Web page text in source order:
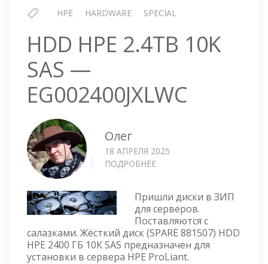
HPE HARDWARE SPECIAL
HDD HPE 2.4TB 10K
SAS —
EG002400JXLWC
Олег
18 АПРЕЛЯ 2025
ПОДРОБНЕЕ
2.4TB
10K
SAS
—
EG002400JXLWC
Пришли диски в ЗИП
для серверов.
Поставляются с
салазками. Жёсткий диск (SPARE 881507) HDD
HPE 2400 ГБ 10K SAS предназначен для
установки в сервера HPE ProLiant.